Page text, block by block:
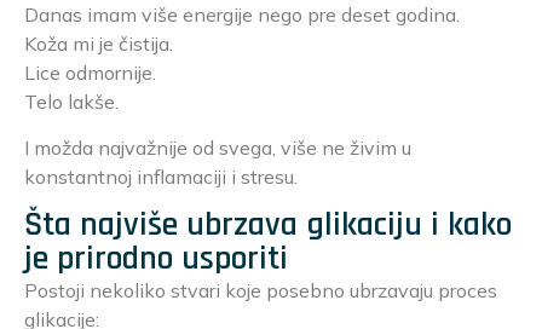
Danas imam više energije nego pre deset godina.
Koža mi je čistija.
Lice odmornije.
Telo lakše.
I možda najvažnije od svega, više ne živim u
konstantnoj inflamaciji i stresu.
Šta najviše ubrzava glikaciju i kako
je prirodno usporiti
Postoji nekoliko stvari koje posebno ubrzavaju proces
glikacije: